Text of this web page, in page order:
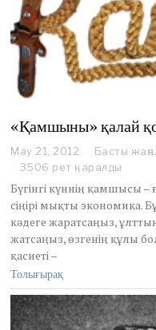
«Қамшыны» қалай
May 21, 2012
a
2
1
,
2
Басты
3506 рет қаралды
Бүгінгі күннің қамшысы
сіңірі мықты экономика.
кәдеге жаратсаңыз,
жатсаңыз, өзгенің құлы
қасиеті –
Толығырақ